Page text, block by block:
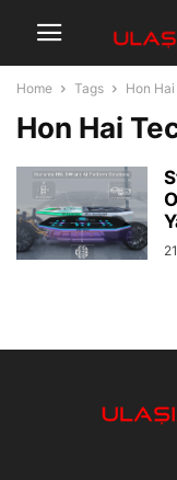
Home Tags Hon
Hon Hai